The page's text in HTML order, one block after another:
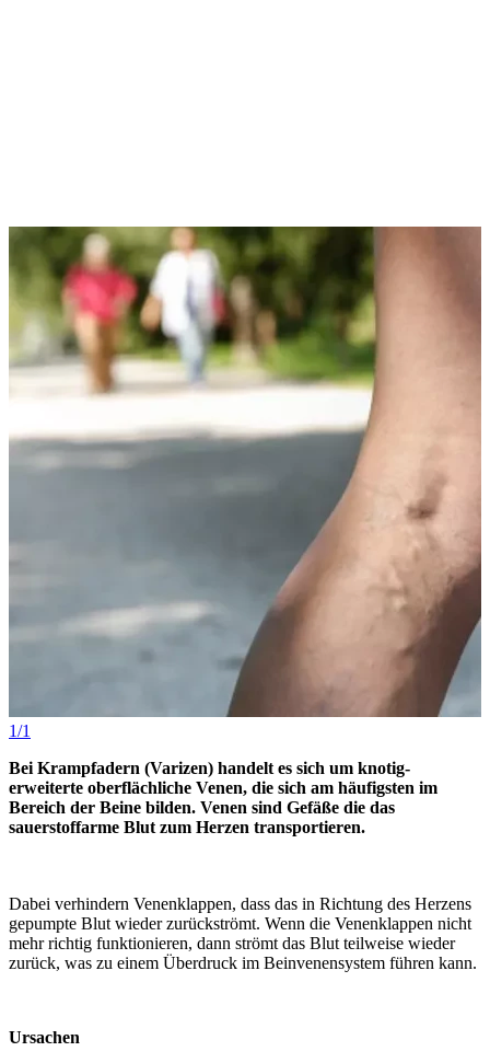
1/1
Bei Krampfadern (Varizen) handelt es sich um knotig-
erweiterte oberflächliche Venen, die sich am häufigsten im
Bereich der Beine bilden. Venen sind Gefäße die das
sauerstoffarme Blut zum Herzen transportieren.
Dabei verhindern Venenklappen, dass das in Richtung des Herzens
gepumpte Blut wieder zurückströmt. Wenn die Venenklappen nicht
mehr richtig funktionieren, dann strömt das Blut teilweise wieder
zurück, was zu einem Überdruck im Beinvenensystem führen kann.
Ursachen